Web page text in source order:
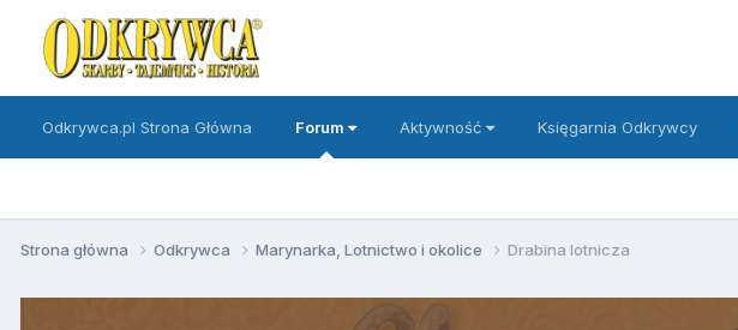
Odkrywca.pl Strona Główna Forum Aktywność Księgarnia Odkrywcy
Strona główna Odkrywca Marynarka, Lotnictwo i okolice Drabina lotnicza